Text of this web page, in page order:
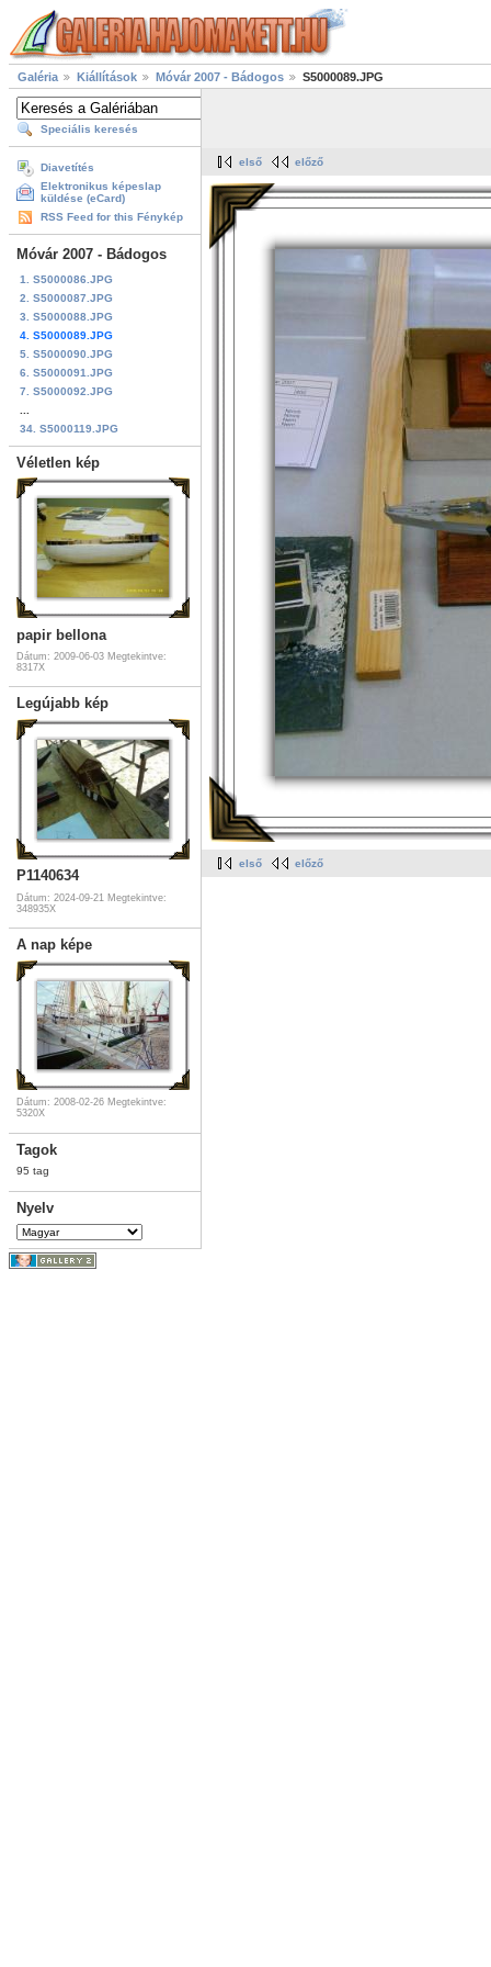
Galéria Kiállítások Móvár 2007 - Bádogos S5000089.JPG
Speciális keresés
Diavetítés
Elektronikus képeslap
küldése (eCard)
RSS Feed for this Fénykép
Móvár 2007 - Bádogos
1. S5000086.JPG
2. S5000087.JPG
3. S5000088.JPG
4. S5000089.JPG
5. S5000090.JPG
6. S5000091.JPG
7. S5000092.JPG
34. S5000119.JPG
Véletlen kép
papir bellona
Dátum: 2009-06-03 Megtekintve:
8317X
Legújabb kép
P1140634
Dátum: 2024-09-21 Megtekintve:
348935X
A nap képe
Dátum: 2008-02-26 Megtekintve:
5320X
Tagok
95 tag
Nyelv
első előző
első előző